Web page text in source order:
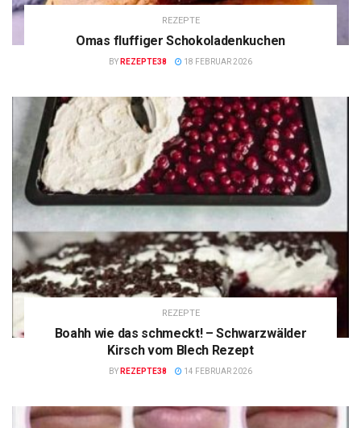
REZEPTE
Omas fluffiger Schokoladenkuchen
BY REZEPTE38 18 FEBRUAR 2026
REZEPTE
Boahh wie das schmeckt! – Schwarzwälder
Kirsch vom Blech Rezept
BY REZEPTE38 14 FEBRUAR 2026